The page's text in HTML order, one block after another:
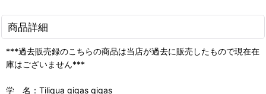
商品詳細
***過去販売録のこちらの商品は当店が過去に販売したもので現在在
庫はございません***
学 名：Tiliqua gigas gigas